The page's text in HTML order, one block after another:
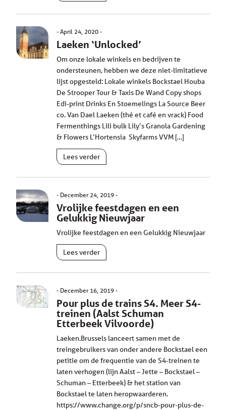
April 24, 2020
Laeken ‘Unlocked’
Om onze lokale winkels en bedrijven te
ondersteunen, hebben we deze niet-limitatieve
lijst opgesteld: Lokale winkels Bockstael Houba
De Strooper Tour & Taxis De Wand Copy shops
Edi-print Drinks En Stoemelings La Source Beer
co. Van Dael Laeken (thé et café en vrack) Food
Fermenthings Lili bulk Lily’s Granola Gardening
& Flowers L’Hortensia Skyfarms VVM […]
Lees verder
December 24, 2019
Vrolijke feestdagen en een
Gelukkig Nieuwjaar
Vrolijke feestdagen en een Gelukkig Nieuwjaar
Lees verder
December 16, 2019
Pour plus de trains S4. Meer S4-
treinen (Aalst Schuman
Etterbeek Vilvoorde)
Laeken.Brussels lanceert samen met de
treingebruikers van onder andere Bockstael een
petitie om de frequentie van de S4-treinen te
laten verhogen (lijn Aalst – Jette – Bockstael –
Schuman – Etterbeek) & het station van
Bockstael te laten heropwaarderen.
https://www.change.org/p/sncb-pour-plus-de-